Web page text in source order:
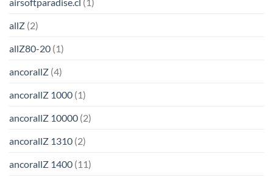
allZ (2)
allZ80-20 (1)
ancorallZ (4)
ancorallZ 1000 (1)
ancorallZ 10000 (2)
ancorallZ 1310 (2)
ancorallZ 1400 (11)